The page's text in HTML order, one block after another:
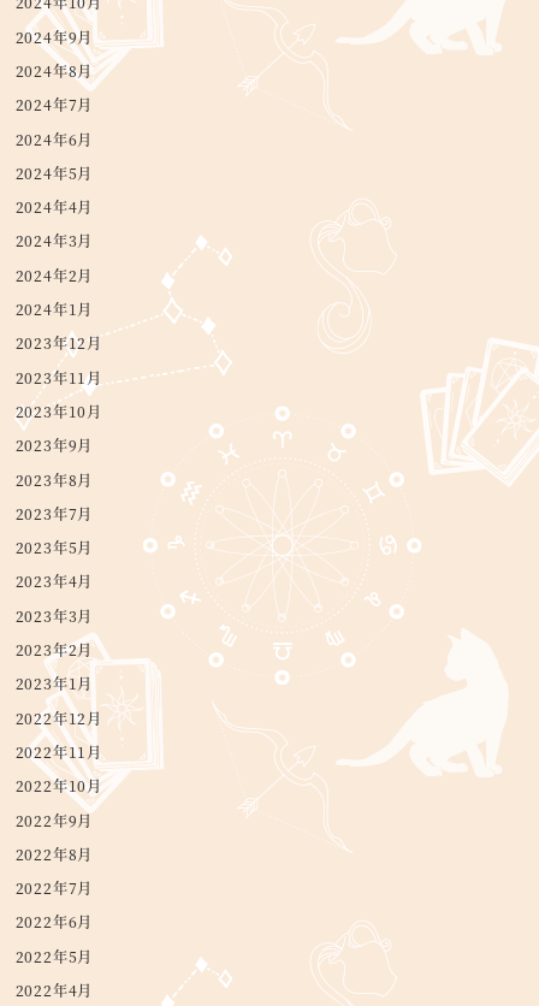
2024年9月
2024年8月
2024年7月
2024年6月
2024年5月
2024年4月
2024年3月
2024年2月
2024年1月
2023年12月
2023年11月
2023年10月
2023年9月
2023年8月
2023年7月
2023年5月
2023年4月
2023年3月
2023年2月
2023年1月
2022年12月
2022年11月
2022年10月
2022年9月
2022年8月
2022年7月
2022年6月
2022年5月
2022年4月